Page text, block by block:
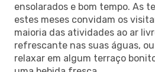
ensolarados e bom tempo. As
estes meses convidam os
maioria das atividades ao ar
refrescante nas suas águas,
relaxar em algum terraço